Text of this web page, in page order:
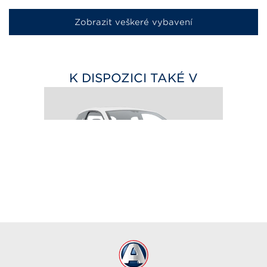
Zobrazit veškeré vybavení
K DISPOZICI TAKÉ V